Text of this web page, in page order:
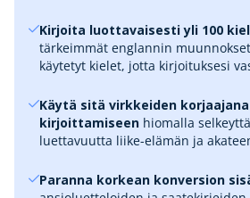
Kirjoita luottavaisesti yli 100
tärkeimmät englannin
käytetyt kielet, jotta kirjoituksesi
Käytä sitä virkkeiden
kirjoittamiseen hiomalla
luettavuutta liike-elämän ja
Paranna korkean konversion